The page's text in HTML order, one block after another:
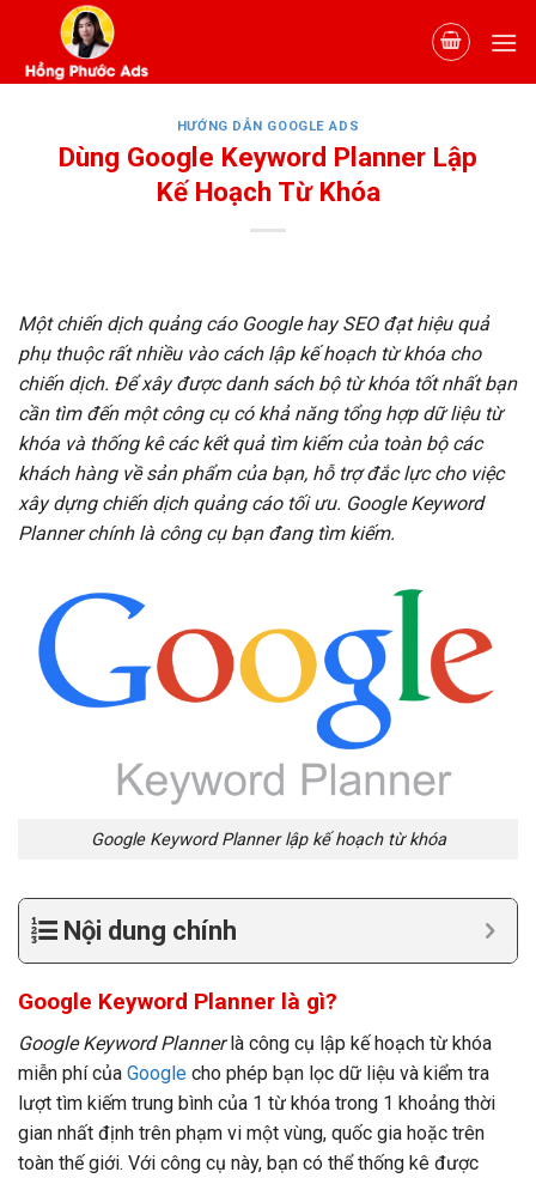
content
HƯỚNG DẪN GOOGLE ADS
Dùng Google Keyword Planner Lập
Kế Hoạch Từ Khóa
Một chiến dịch quảng cáo Google hay SEO đạt hiệu quả
phụ thuộc rất nhiều vào cách lập kế hoạch từ khóa cho
chiến dịch. Để xây được danh sách bộ từ khóa tốt nhất bạn
cần tìm đến một công cụ có khả năng tổng hợp dữ liệu từ
khóa và thống kê các kết quả tìm kiếm của toàn bộ các
khách hàng về sản phẩm của bạn, hỗ trợ đắc lực cho việc
xây dựng chiến dịch quảng cáo tối ưu. Google Keyword
Planner chính là công cụ bạn đang tìm kiếm.
Google Keyword Planner lập kế hoạch từ khóa
Nội dung chính
Google Keyword Planner là gì?
Google Keyword Plannerlà công cụ lập kế hoạch từ khóa
miễn phí của Google cho phép bạn lọc dữ liệu và kiểm tra
lượt tìm kiếm trung bình của 1 từ khóa trong 1 khoảng thời
gian nhất định trên phạm vi một vùng, quốc gia hoặc trên
toàn thế giới. Với công cụ này, bạn có thể thống kê được